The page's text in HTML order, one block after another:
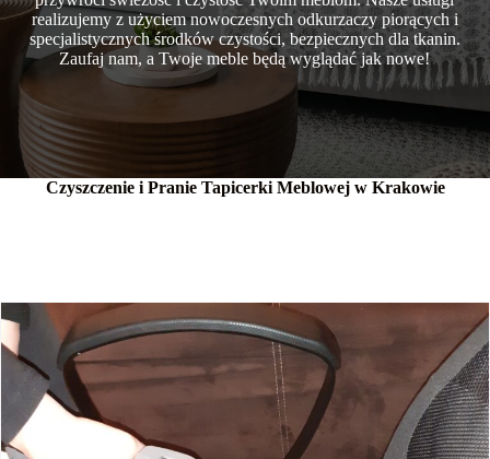
realizujemy z użyciem nowoczesnych odkurzaczy piorących i
specjalistycznych środków czystości, bezpiecznych dla tkanin.
Zaufaj nam, a Twoje meble będą wyglądać jak nowe!
Czyszczenie i Pranie Tapicerki Meblowej w Krakowie